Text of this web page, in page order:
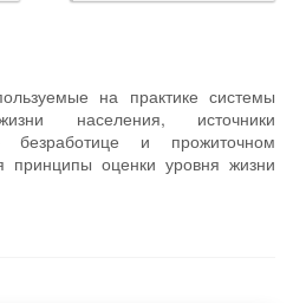
на практике системы
населения, источники
и прожиточном
оценки уровня жизни